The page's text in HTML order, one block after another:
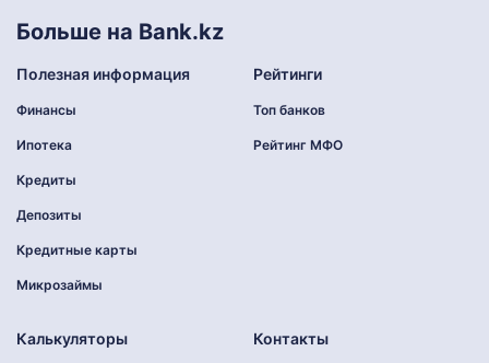
Больше на Bank.kz
Полезная информация
Финансы
Ипотека
Кредиты
Депозиты
Кредитные карты
Микрозаймы
Рейтинги
Топ банков
Рейтинг МФО
Калькуляторы Контакты